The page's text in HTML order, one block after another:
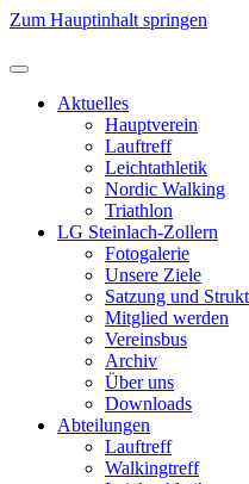
Zum Hauptinhalt springen
Aktuelles
Hauptverein
Lauftreff
Leichtathletik
Nordic Walking
Triathlon
LG Steinlach-Zollern
Fotogalerie
Unsere Ziele
Satzung und
Mitglied werden
Vereinsbus
Archiv
Über uns
Downloads
Abteilungen
Lauftreff
Walkingtreff